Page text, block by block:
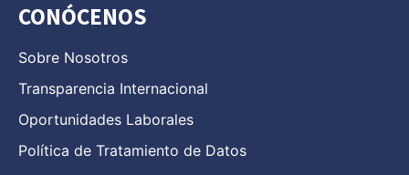
CONÓCENOS
Sobre Nosotros
Transparencia Internacional
Oportunidades Laborales
Política de Tratamiento de Datos